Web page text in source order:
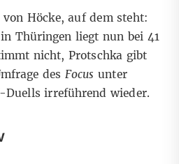
Höcke, auf dem steht:
Thüringen liegt nun bei 41
nicht, Protschka gibt
desFocus unter
Duells irreführend wieder.